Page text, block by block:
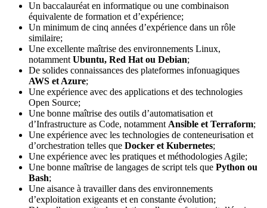
Un baccalauréat en informatique ou une combinaison
équivalente de formation et d’expérience;
Un minimum de cinq années d’expérience dans un rôle
similaire;
Une excellente maîtrise des environnements Linux,
notamment Ubuntu, Red Hat ou Debian;
De solides connaissances des plateformes infonuagiques
AWS et Azure;
Une expérience avec des applications et des technologies
Open Source;
Une bonne maîtrise des outils d’automatisation et
d’Infrastructure as Code, notamment Ansible et Terraform;
Une expérience avec les technologies de conteneurisation et
d’orchestration telles que Docker et Kubernetes;
Une expérience avec les pratiques et méthodologies Agile;
Une bonne maîtrise de langages de script tels que Python ou
Bash;
Une aisance à travailler dans des environnements
d’exploitation exigeants et en constante évolution;